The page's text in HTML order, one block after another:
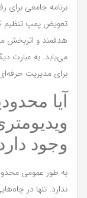
برنامه جامعی برای
تعویض پمپ تنظیم
هدفمند و اثربخش
می‌یابد. به عبارت
برای مدیریت
آیا
وجود
به طور عمومی
ندارد. تنها در